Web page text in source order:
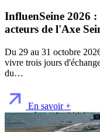
InfluenSeine 2026
acteurs de l'Axe
Du 29 au 31 octobre
vivre trois jours
du…
En savoir +